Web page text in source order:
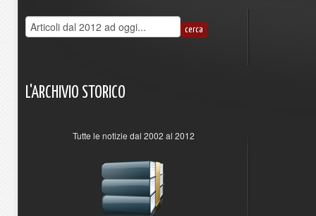
L'ARCHIVIO STORICO
Tutte le notizie dal 2002 al 2012